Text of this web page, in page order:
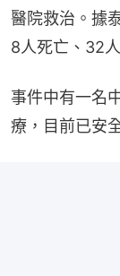
醫院救治。據
8人死亡、32
事件中有一名
療，目前已安